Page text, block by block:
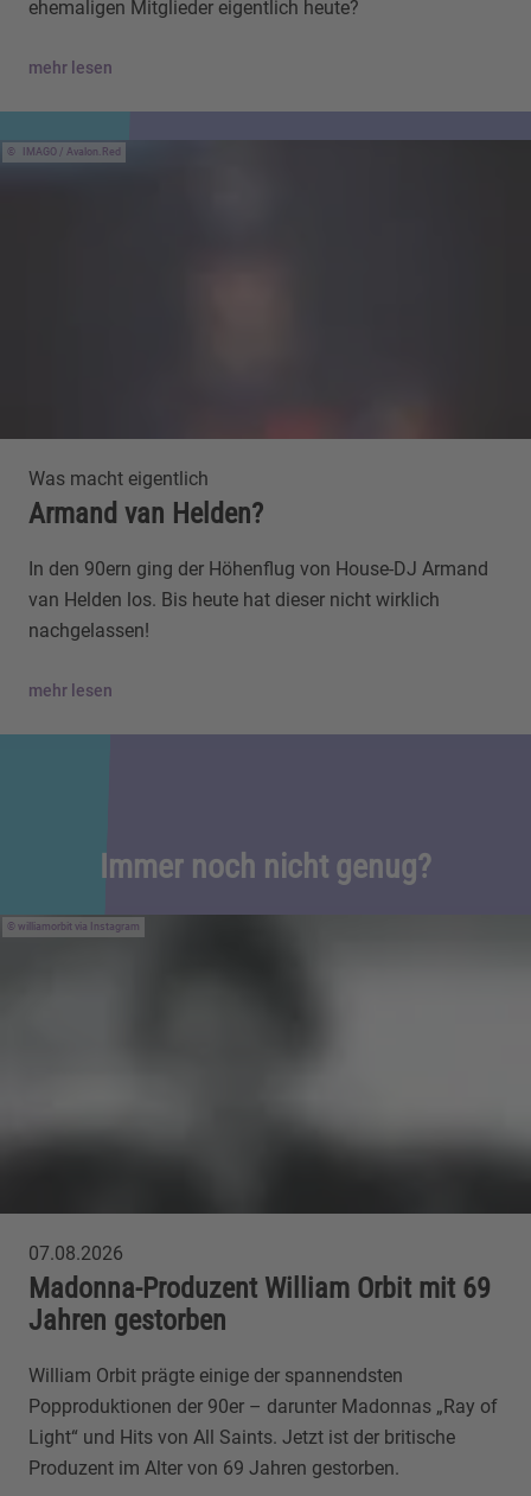
ehemaligen Mitglieder eigentlich heute?
mehr lesen
IMAGO / Avalon.Red
Was macht eigentlich
Armand van Helden?
In den 90ern ging der Höhenflug von House-DJ Armand
van Helden los. Bis heute hat dieser nicht wirklich
nachgelassen!
mehr lesen
Immer noch nicht genug?
williamorbit via Instagram
07.08.2026
Madonna-Produzent William Orbit mit 69
Jahren gestorben
William Orbit prägte einige der spannendsten
Popproduktionen der 90er – darunter Madonnas „Ray of
Light“ und Hits von All Saints. Jetzt ist der britische
Produzent im Alter von 69 Jahren gestorben.